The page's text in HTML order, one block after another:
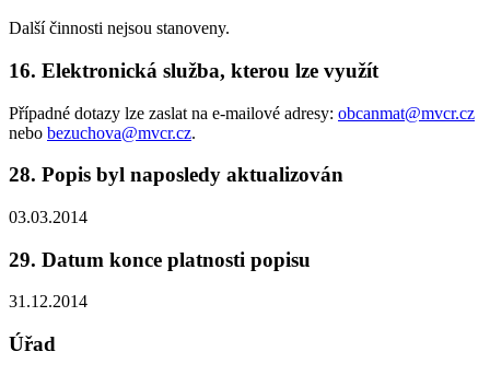
Další činnosti nejsou stanoveny.
16. Elektronická služba, kterou lze využít
Případné dotazy lze zaslat na e-mailové adresy: obcanmat@mvcr.cz
nebo bezuchova@mvcr.cz.
28. Popis byl naposledy aktualizován
03.03.2014
29. Datum konce platnosti popisu
31.12.2014
Úřad